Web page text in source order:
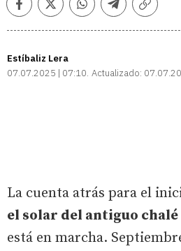
FacebookTwitterWhatsappTelegramCopiar
Estíbaliz Lera
07.07.2025 | 07:10 Actualizado:
La cuenta atrás para el
el solar del antiguo
está en marcha.